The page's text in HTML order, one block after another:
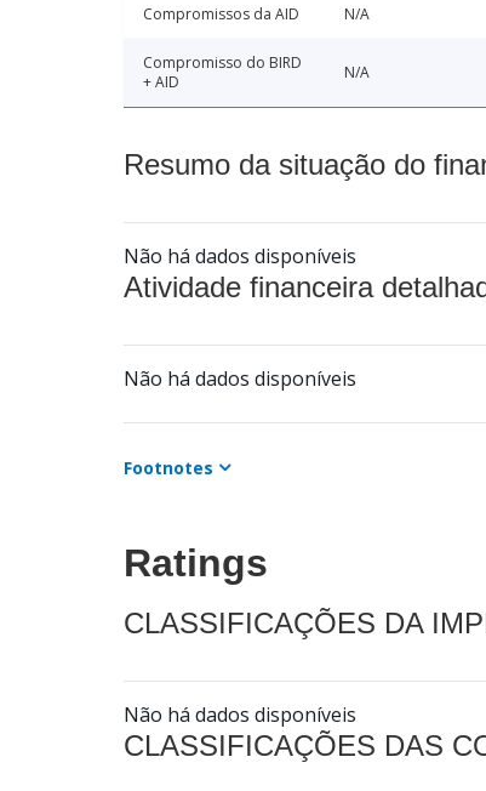
Compromissos da AID N/A
Compromisso do BIRD
+ AID
N/A
Resumo da situação do
Não há dados disponíveis
Atividade financeira
Não há dados disponíveis
Footnotes
Ratings
CLASSIFICAÇÕES DA
Não há dados disponíveis
CLASSIFICAÇÕES DAS